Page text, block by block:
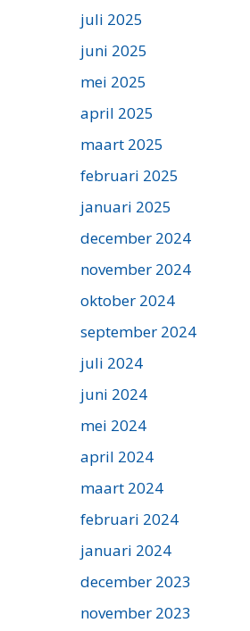
juli 2025
juni 2025
mei 2025
april 2025
maart 2025
februari 2025
januari 2025
december 2024
november 2024
oktober 2024
september 2024
juli 2024
juni 2024
mei 2024
april 2024
maart 2024
februari 2024
januari 2024
december 2023
november 2023